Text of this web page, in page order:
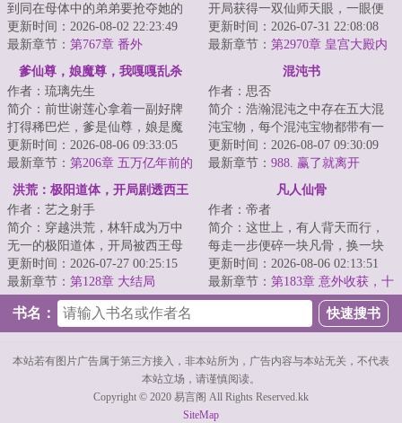
到同在母体中的弟弟要抢夺她的
生命力。于是，沐风华还在母体
中就开始了打弟...
更新时间：2026-08-02 22:23:49
最新章节： 第767章 番外
开局获得一双仙师天眼，一眼便
可看穿无数弟子资质与缺陷；收
徒圣阶资质弟子...
更新时间：2026-07-31 22:08:08
最新章节： 第2970章 皇宫大殿内
爹仙尊，娘魔尊，我嘎嘎乱杀
作者：琉璃先生
简介：前世谢莲心拿着一副好牌
打得稀巴烂，爹是仙尊，娘是魔
尊，自己是冠绝古今的天才，却
因为小师妹柳如...
更新时间：2026-08-06 09:33:05
最新章节： 第206章 五万亿年前的
苏珩
混沌书
作者：思否
简介：浩瀚混沌之中存在五大混
沌宝物，每个混沌宝物都带有一
部混沌功法，能够修炼混沌功法
的都是有大气运...
更新时间：2026-08-07 09:30:09
最新章节： 988. 赢了就离开
洪荒：极阳道体，开局剧透西王
母
作者：艺之射手
简介：穿越洪荒，林轩成为万中
无一的极阳道体，开局被西王母
抓回囚禁于密室即将成为炉鼎，
觉醒剧透系统。...
更新时间：2026-07-27 00:25:15
最新章节： 第128章 大结局
凡人仙骨
作者：帝者
简介：这世上，有人背天而行，
每走一步便碎一块凡骨，换一块
仙骨。&lt;br/&gt;百步人仙，千步
地仙，万步...
更新时间：2026-08-06 02:13:51
最新章节： 第183章 意外收获，十
岁女娃
书名：
本站若有图片广告属于第三方接入，非本站所为，广告内容与本站无关，不代表
本站立场，请谨慎阅读。
Copyright © 2020 易言阁 All Rights Reserved.kk
SiteMap